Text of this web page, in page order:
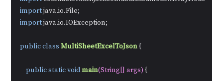
import
import java.io.IOException;
publicclass MultiSheetExcelToJson {
publicstaticvoidmain(String[] args) {